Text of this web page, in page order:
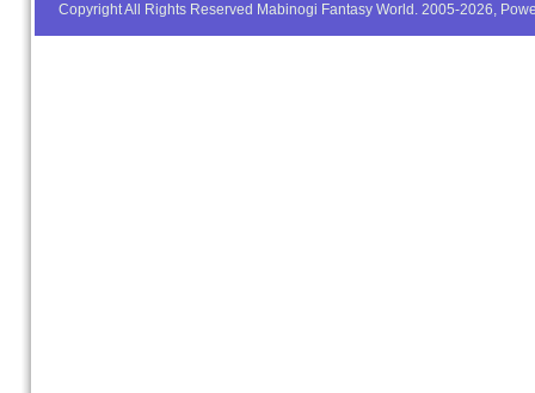
Copyright All Rights Reserved Mabinogi Fantasy World. 2005-2026,